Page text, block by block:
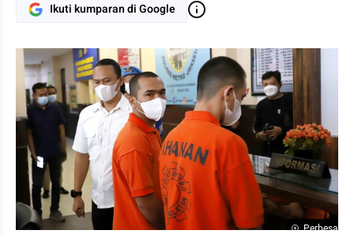
Ikuti kumparan di Google
Perbesar